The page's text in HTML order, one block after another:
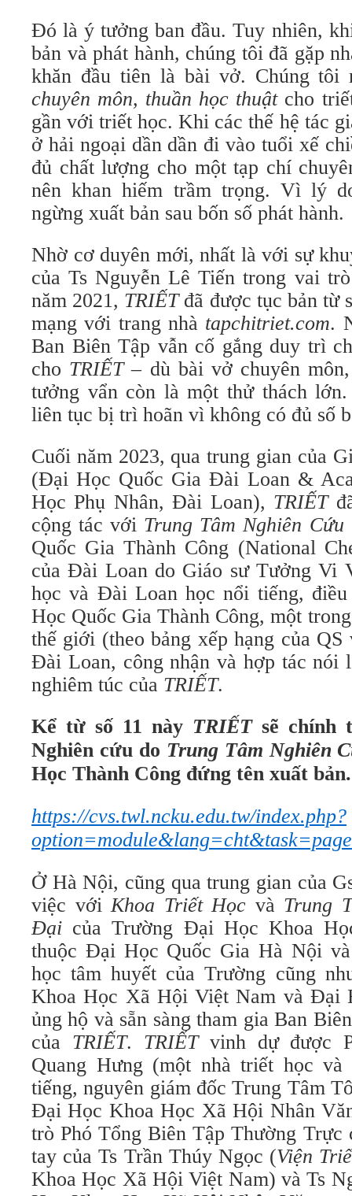
Đó là ý tưởng ban đầu. Tuy nhiên,
bản và phát hành, chúng tôi đã gặp
khăn đầu tiên là bài vở. Chúng tôi
chuyên môn, thuần học thuậtcho
gần với triết học. Khi các thế hệ tác
ở hải ngoại dần dần đi vào tuổi xế
đủ chất lượng cho một tạp chí
nên khan hiếm trầm trọng. Vì lý
ngừng xuất bản sau bốn số phát hành.
Nhờ cơ duyên mới, nhất là với sự
của Ts Nguyễn Lê Tiến trong vai
năm 2021, TRIẾTđã được tục bản từ
mạng với trang nhà tapchitriet.com.
Ban Biên Tập vẫn cố gắng duy trì
cho TRIẾT– dù bài vở chuyên
tưởng vẩn còn là một thử thách
liên tục bị trì hoãn vì không có đủ số
Cuối năm 2023, qua trung gian của
(Đại Học Quốc Gia Đài Loan &
Học Phụ Nhân, Đài Loan), TRIẾT
cộng tác với Trung Tâm Nghiên Cứu
Quốc Gia Thành Công (National
của Đài Loan do Giáo sư Tưởng Vi
học và Đài Loan học nổi tiếng,
Học Quốc Gia Thành Công, một
thế giới (theo bảng xếp hạng của
Đài Loan, công nhận và hợp tác nói
nghiêm túc của TRIẾT.
Kể từ số 11 này TRIẾTsẽ chính
Nghiên cứu do Trung Tâm Nghiên
Học Thành Công đứng tên xuất bản.
https://cvs.twl.ncku.edu.tw/index.php?
Ở Hà Nội, cũng qua trung gian của
việc vớiKhoa Triết Học và Trung
Đại của Trường Đại Học Khoa
thuộc Đại Học Quốc Gia Hà Nội
học tâm huyết của Trường cũng
Khoa Học Xã Hội Việt Nam và Đại
ủng hộ và sẵn sàng tham gia Ban
của TRIẾT. TRIẾTvinh dự được
Quang Hưng (một nhà triết học
tiếng, nguyên giám đốc Trung Tâm
Đại Học Khoa Học Xã Hội Nhân
trò Phó Tổng Biên Tập Thường
tay của Ts Trần Thúy Ngọc (Viện
Khoa Học Xã Hội Việt Nam) và Ts